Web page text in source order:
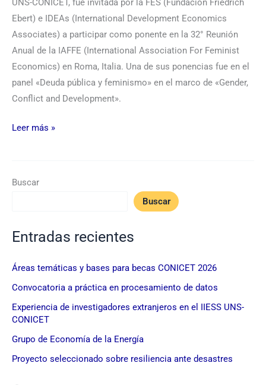
UNS-CONICET, fue invitada por la FES (Fundación Friedrich
Ebert) e IDEAs (International Development Economics
Associates) a participar como ponente en la 32° Reunión
Anual de la IAFFE (International Association For Feminist
Economics) en Roma, Italia. Una de sus ponencias fue en el
panel «Deuda pública y feminismo» en el marco de «Gender,
Conflict and Development».
Leer más »
Buscar
Buscar
Entradas recientes
Áreas temáticas y bases para becas CONICET 2026
Convocatoria a práctica en procesamiento de datos
Experiencia de investigadores extranjeros en el IIESS UNS-
CONICET
Grupo de Economía de la Energía
Proyecto seleccionado sobre resiliencia ante desastres